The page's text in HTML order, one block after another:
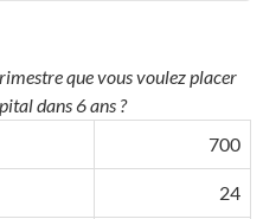
que vous voulez placer
dans 6 ans ?
700
24